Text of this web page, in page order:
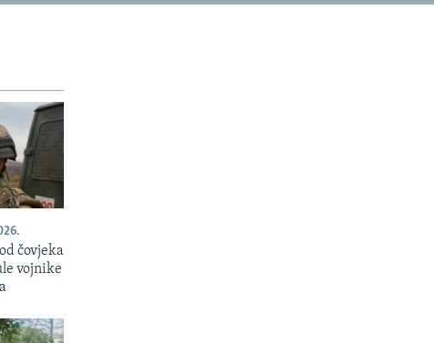
čovjeka
vojnike